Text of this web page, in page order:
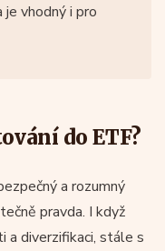
vhodný i pro
do ETF?
a rozumný
pravda. I když
a diverzifikaci, stále s